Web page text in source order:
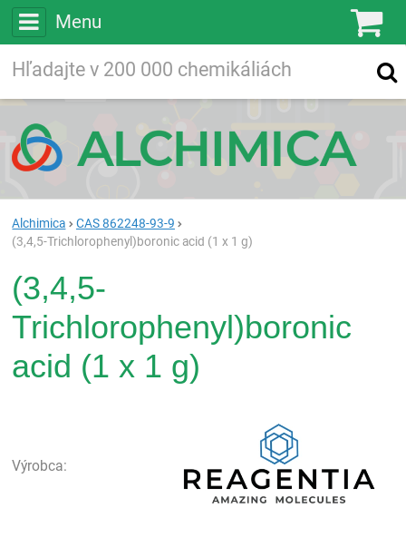
Menu
Vyhľadávanie
Alchimica
CAS 862248-93-9
(3,4,5-Trichlorophenyl)boronic acid (1 x 1 g)
(3,4,5-
Trichlorophenyl)boronic
acid (1 x 1 g)
Výrobca: